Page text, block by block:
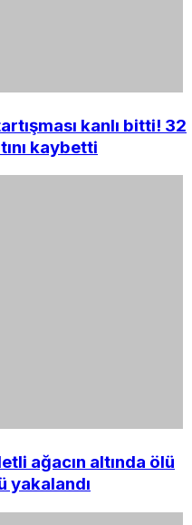
kanlı bitti! 32
kaybetti
ağacın altında ölü
yakalandı